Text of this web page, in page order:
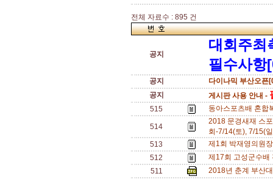
전체 자료수 : 895 건
공지
대회주최
필수사항
공지
다이나믹 부산오픈
공지
게시판 사용 안내 -
515 동아스포츠배 혼합
514
2018 문경새재 스
회-7/14(토), 7/15(
513
제1회 박재영의원
512
제17회 고성군수
511
2018년 춘계 부산